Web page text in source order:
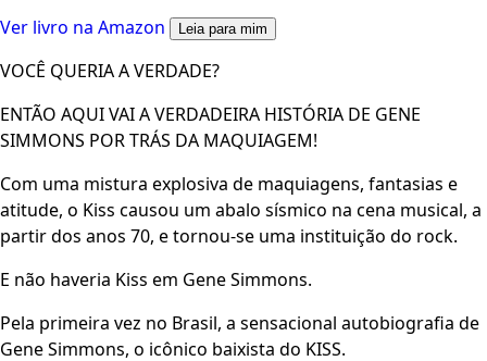
Ver livro na Amazon Leia para mim
VOCÊ QUERIA A VERDADE?
ENTÃO AQUI VAI A VERDADEIRA HISTÓRIA DE GENE
SIMMONS POR TRÁS DA MAQUIAGEM!
Com uma mistura explosiva de maquiagens, fantasias e
atitude, o Kiss causou um abalo sísmico na cena musical, a
partir dos anos 70, e tornou-se uma instituição do rock.
E não haveria Kiss em Gene Simmons.
Pela primeira vez no Brasil, a sensacional autobiografia de
Gene Simmons, o icônico baixista do KISS.